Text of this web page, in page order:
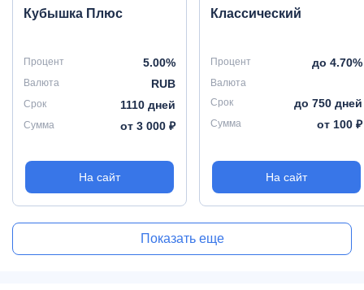
Кубышка Плюс
Процент 5.00%
Валюта RUB
Срок 1110 дней
Сумма от 3 000 ₽
На сайт
Классический
Процент до 4.70%
Валюта
Срок
до 750 дней
Сумма от 100 ₽
На сайт
Показать еще